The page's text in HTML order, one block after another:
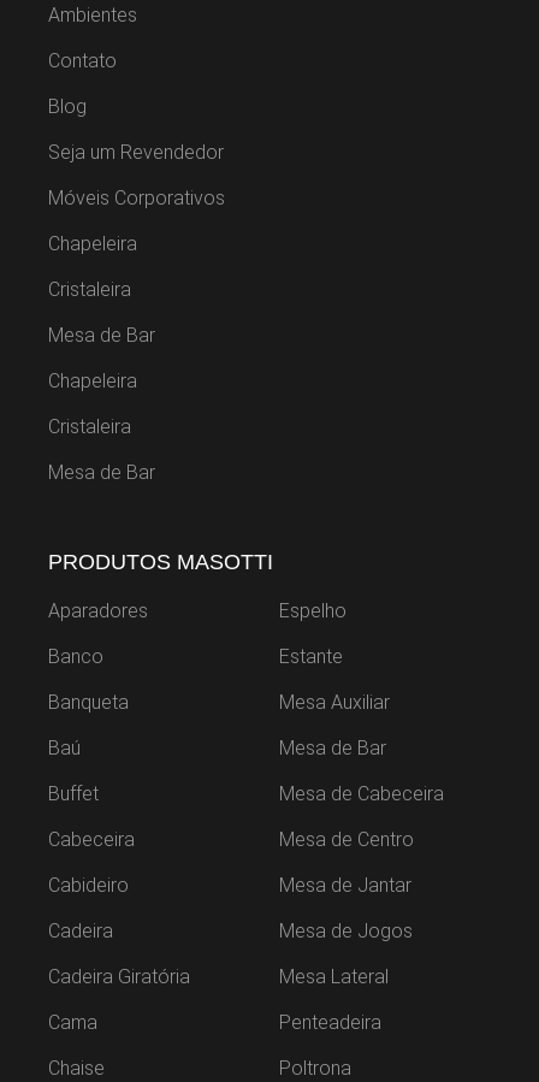
Ambientes
Contato
Blog
Seja um Revendedor
Móveis Corporativos
Chapeleira
Cristaleira
Mesa de Bar
Chapeleira
Cristaleira
Mesa de Bar
PRODUTOS MASOTTI
Aparadores
Banco
Banqueta
Baú
Buffet
Cabeceira
Cabideiro
Cadeira
Cadeira Giratória
Cama
Chaise
Espelho
Estante
Mesa Auxiliar
Mesa de Bar
Mesa de Cabeceira
Mesa de Centro
Mesa de Jantar
Mesa de Jogos
Mesa Lateral
Penteadeira
Poltrona